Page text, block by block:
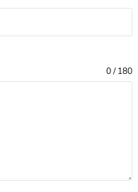
0 / 180